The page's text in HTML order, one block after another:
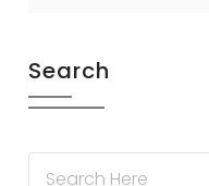
Search